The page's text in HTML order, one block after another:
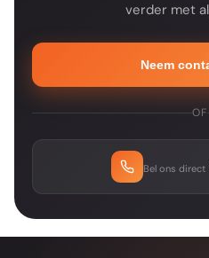
verder met
Neem
OF
Bel ons direct